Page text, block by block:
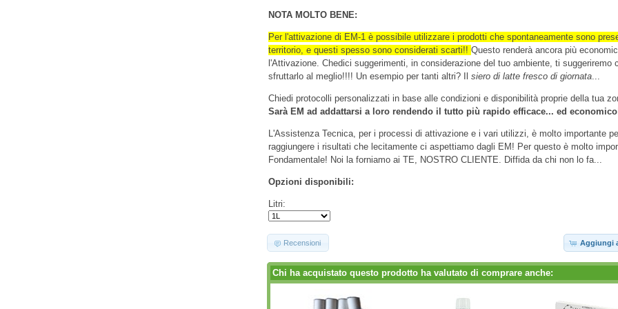
NOTA MOLTO BENE:
Per l'attivazione di EM-1 è possibile utilizzare i prodotti che spontaneamente sono
territorio, e questi spesso sono considerati scarti!! Questo renderà ancora più
l'Attivazione. Chedici suggerimenti, in considerazione del tuo ambiente, ti suggeriremo
sfruttarlo al meglio!!!! Un esempio per tanti altri? Il siero di latte fresco di giornata...
Chiedi protocolli personalizzati in base alle condizioni e disponibilità proprie della tua
Sarà EM ad addattarsi a loro rendendo il tutto più rapido efficace... ed
L'Assistenza Tecnica, per i processi di attivazione e i vari utilizzi, è molto importante
raggiungere i risultati che lecitamente ci aspettiamo dagli EM! Per questo è molto
Fondamentale! Noi la forniamo ai TE, NOSTRO CLIENTE. Diffida da chi non lo fa...
Opzioni disponibili:
Litri:
Aggiungi
Recensioni
Chi ha acquistato questo prodotto ha valutato di comprare anche: